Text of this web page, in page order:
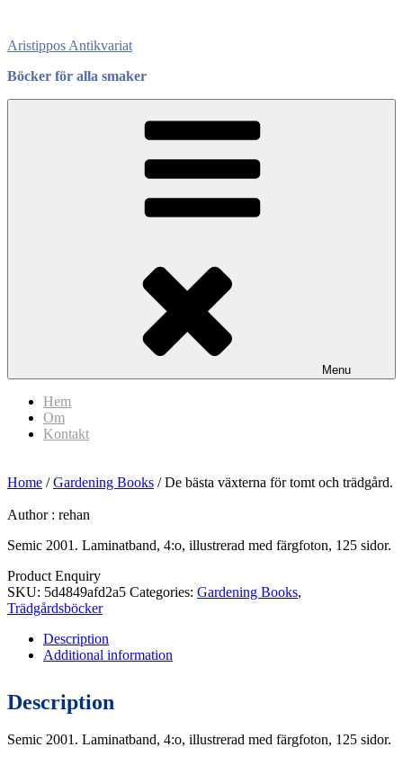
content
Aristippos Antikvariat
Böcker för alla smaker
Menu
Hem
Om
Kontakt
Home /Gardening Books / De bästa växterna för tomt och trädgård.
Author : rehan
Semic 2001. Laminatband, 4:o, illustrerad med färgfoton, 125 sidor.
Product Enquiry
SKU: 5d4849afd2a5 Categories: Gardening Books,
Trädgårdsböcker
Description
Additional information
Description
Semic 2001. Laminatband, 4:o, illustrerad med färgfoton, 125 sidor.